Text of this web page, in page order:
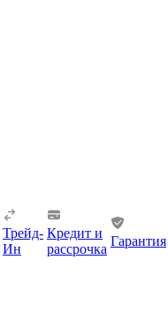
Трейд-
Ин
Кредит и
рассрочка
Гарантия